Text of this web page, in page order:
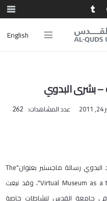
English
– بشرى البدوي
عدد المشاهدات: 262
القدس – ناقشت الطالبة بشرى عزات محمد البدوي رسالة ماجستير بعنوان"The
Virtual Museum as a tool of Science and Technology Literacy"، وقد نبعت
جامعة القدس لنشاطات خاصة